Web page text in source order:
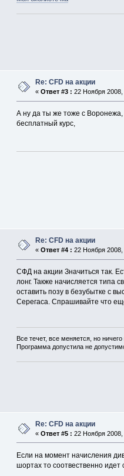
Re: CFD на акции
«Ответ #3 : 22 Ноября 2008,
А ну да ты же тоже с Воронежа,
бесплатный курс,
Re: CFD на акции
«Ответ #4 : 22 Ноября 2008,
СФД на акции Значиться так.
лонг. Также начисляется типа
оставить позу в безубытке с
Серегаса. Спрашивайте что
Все течет, все меняется, но
Программа допустила не
Re: CFD на акции
«Ответ #5 : 22 Ноября 2008,
Если на момент начисления
шортах то соотвественно идет